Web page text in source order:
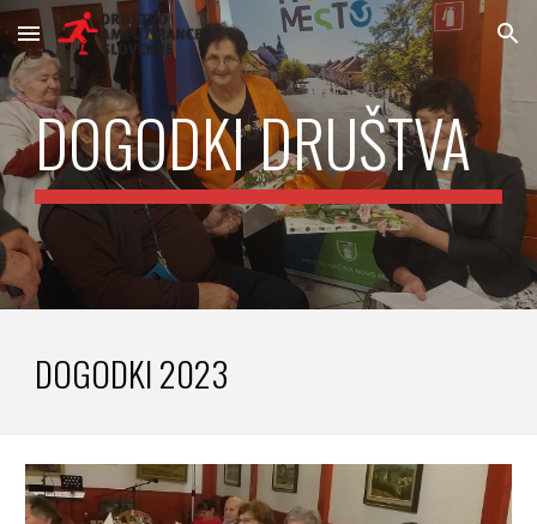
Skip to main content Skip to navigation
DOGODKI DRUŠTVA
DOGODKI 2023